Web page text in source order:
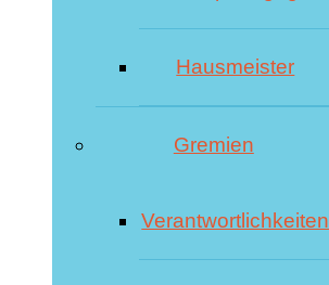
Hausmeister
Gremien
Verantwortlichkeiten